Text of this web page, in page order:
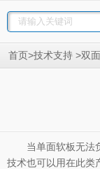
首页 >技术支持 >双
当单面软板无法
技术也可以用在此类